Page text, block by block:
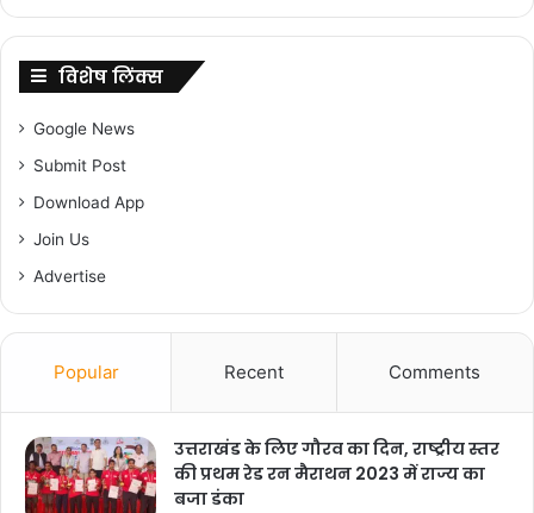
विशेष लिंक्स
Google News
Submit Post
Download App
Join Us
Advertise
Popular Recent Comments
उत्तराखंड के लिए गौरव का दिन, राष्ट्रीय स्तर
की प्रथम रेड रन मैराथन 2023 में राज्य का
बजा डंका